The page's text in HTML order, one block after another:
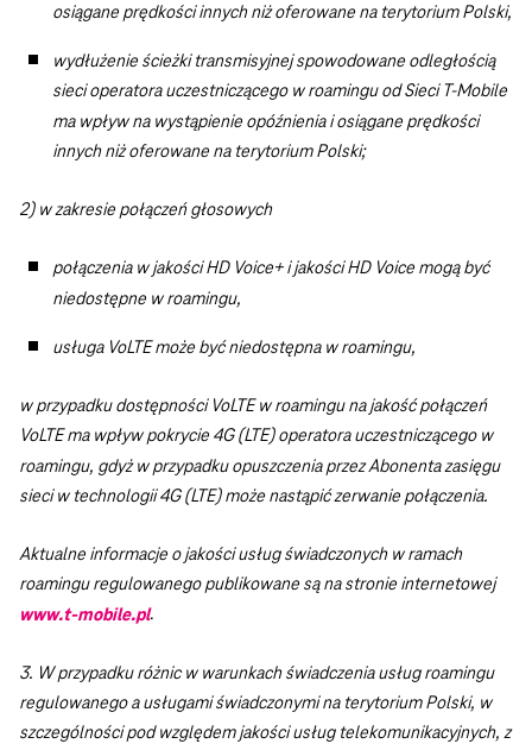
osiągane prędkości innych niż oferowane na terytorium Polski,
wydłużenie ścieżki transmisyjnej spowodowane odległością
sieci operatora uczestniczącego w roamingu od Sieci T-Mobile
ma wpływ na wystąpienie opóźnienia i osiągane prędkości
innych niż oferowane na terytorium Polski;
2) w zakresie połączeń głosowych
połączenia w jakości HD Voice+ i jakości HD Voice mogą być
niedostępne w roamingu,
usługa VoLTE może być niedostępna w roamingu,
w przypadku dostępności VoLTE w roamingu na jakość połączeń
VoLTE ma wpływ pokrycie 4G (LTE) operatora uczestniczącego w
roamingu, gdyż w przypadku opuszczenia przez Abonenta zasięgu
sieci w technologii 4G (LTE) może nastąpić zerwanie połączenia.
Aktualne informacje o jakości usług świadczonych w ramach
roamingu regulowanego publikowane są na stronie internetowej
www.t-mobile.pl.
3. W przypadku różnic w warunkach świadczenia usług roamingu
regulowanego a usługami świadczonymi na terytorium Polski, w
szczególności pod względem jakości usług telekomunikacyjnych, z